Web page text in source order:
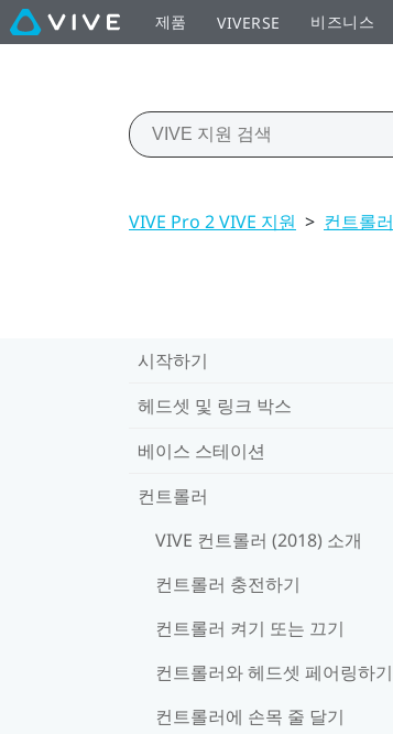
제품 VIVERSE 비즈니스
VIVE Pro 2 VIVE 지원 > 컨트롤러
시작하기
헤드셋 및 링크 박스
베이스 스테이션
컨트롤러
VIVE 컨트롤러 (2018) 소개
컨트롤러 충전하기
컨트롤러 켜기 또는 끄기
컨트롤러와 헤드셋 페어링하기
컨트롤러에 손목 줄 달기